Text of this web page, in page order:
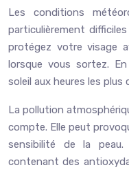
Les conditions
particulièrement
protégez votre visage
lorsque vous sortez.
soleil aux heures les plus
La pollution
compte. Elle peut
sensibilité de la peau.
contenant des